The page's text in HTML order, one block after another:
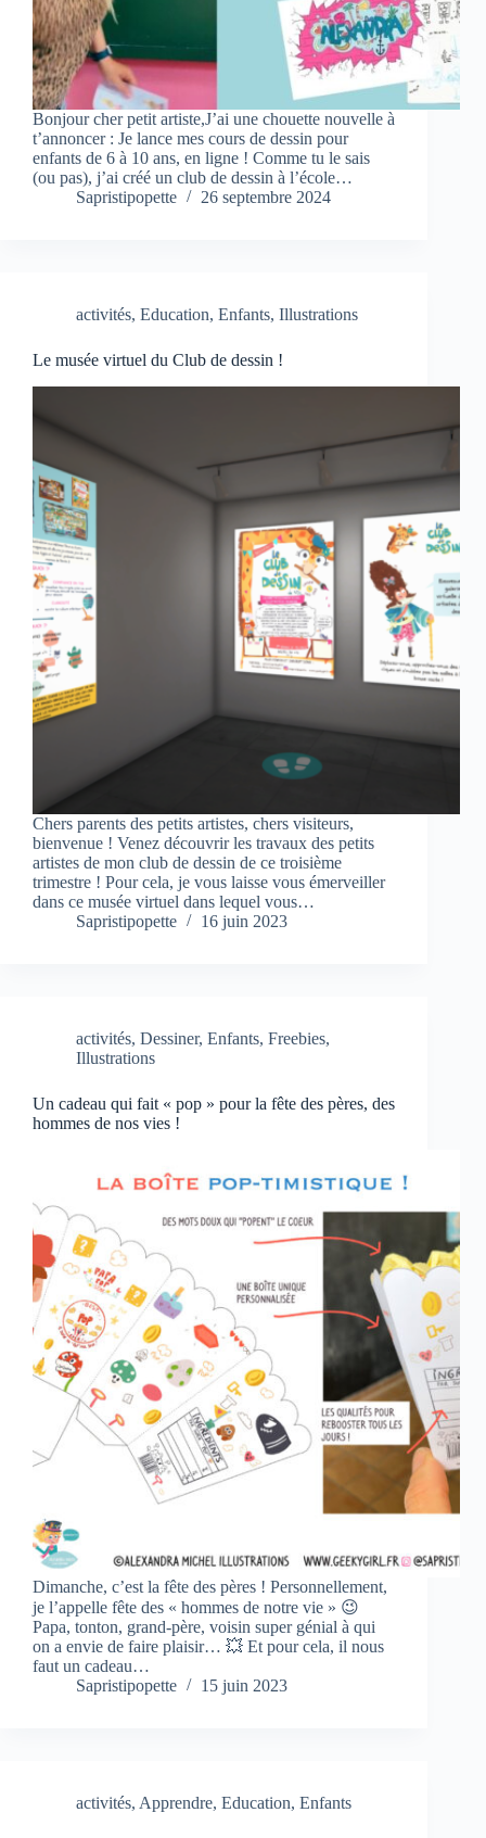
Bonjour cher petit artiste,J’ai une chouette nouvelle à
t’annoncer : Je lance mes cours de dessin pour
enfants de 6 à 10 ans, en ligne ! Comme tu le sais
(ou pas), j’ai créé un club de dessin à l’école…
Sapristipopette
26 septembre 2024
activités, Education, Enfants, Illustrations
Le musée virtuel du Club de dessin !
Chers parents des petits artistes, chers visiteurs,
bienvenue ! Venez découvrir les travaux des petits
artistes de mon club de dessin de ce troisième
trimestre ! Pour cela, je vous laisse vous émerveiller
dans ce musée virtuel dans lequel vous…
Sapristipopette
16 juin 2023
activités, Dessiner, Enfants, Freebies,
Illustrations
Un cadeau qui fait « pop » pour la fête des pères, des
hommes de nos vies !
Dimanche, c’est la fête des pères ! Personnellement,
je l’appelle fête des « hommes de notre vie » 😉
Papa, tonton, grand-père, voisin super génial à qui
on a envie de faire plaisir… 💥 Et pour cela, il nous
faut un cadeau…
Sapristipopette
15 juin 2023
activités, Apprendre, Education, Enfants